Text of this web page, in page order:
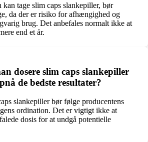
tage slim caps slankepiller, bør
da der er risiko for afhængighed og
brug. Det anbefales normalt ikke at
end et år.
dosere slim caps slankepiller
de bedste resultater?
slankepiller bør følge producentens
ordination. Det er vigtigt ikke at
dosis for at undgå potentielle